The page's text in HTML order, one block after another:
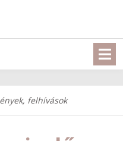
felhívások